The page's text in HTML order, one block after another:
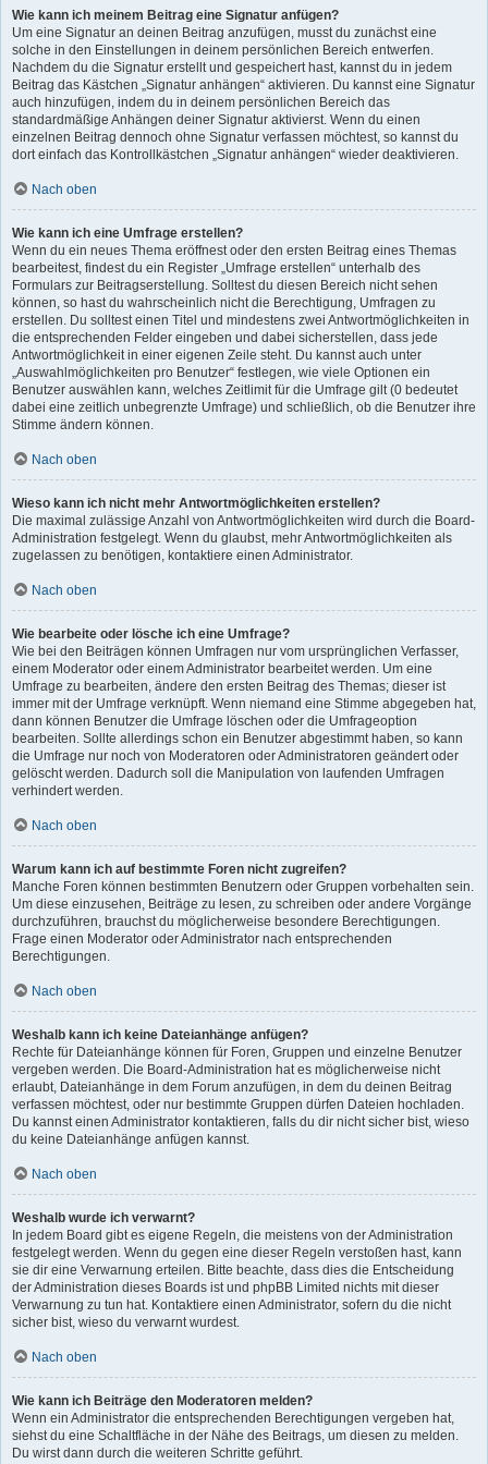
Wie kann ich meinem Beitrag eine Signatur anfügen?
Um eine Signatur an deinen Beitrag anzufügen, musst du zunächst eine
solche in den Einstellungen in deinem persönlichen Bereich entwerfen.
Nachdem du die Signatur erstellt und gespeichert hast, kannst du in jedem
Beitrag das Kästchen „Signatur anhängen“ aktivieren. Du kannst eine Signatur
auch hinzufügen, indem du in deinem persönlichen Bereich das
standardmäßige Anhängen deiner Signatur aktivierst. Wenn du einen
einzelnen Beitrag dennoch ohne Signatur verfassen möchtest, so kannst du
dort einfach das Kontrollkästchen „Signatur anhängen“ wieder deaktivieren.
Nach oben
Wie kann ich eine Umfrage erstellen?
Wenn du ein neues Thema eröffnest oder den ersten Beitrag eines Themas
bearbeitest, findest du ein Register „Umfrage erstellen“ unterhalb des
Formulars zur Beitragserstellung. Solltest du diesen Bereich nicht sehen
können, so hast du wahrscheinlich nicht die Berechtigung, Umfragen zu
erstellen. Du solltest einen Titel und mindestens zwei Antwortmöglichkeiten in
die entsprechenden Felder eingeben und dabei sicherstellen, dass jede
Antwortmöglichkeit in einer eigenen Zeile steht. Du kannst auch unter
„Auswahlmöglichkeiten pro Benutzer“ festlegen, wie viele Optionen ein
Benutzer auswählen kann, welches Zeitlimit für die Umfrage gilt (0 bedeutet
dabei eine zeitlich unbegrenzte Umfrage) und schließlich, ob die Benutzer ihre
Stimme ändern können.
Nach oben
Wieso kann ich nicht mehr Antwortmöglichkeiten erstellen?
Die maximal zulässige Anzahl von Antwortmöglichkeiten wird durch die Board-
Administration festgelegt. Wenn du glaubst, mehr Antwortmöglichkeiten als
zugelassen zu benötigen, kontaktiere einen Administrator.
Nach oben
Wie bearbeite oder lösche ich eine Umfrage?
Wie bei den Beiträgen können Umfragen nur vom ursprünglichen Verfasser,
einem Moderator oder einem Administrator bearbeitet werden. Um eine
Umfrage zu bearbeiten, ändere den ersten Beitrag des Themas; dieser ist
immer mit der Umfrage verknüpft. Wenn niemand eine Stimme abgegeben hat,
dann können Benutzer die Umfrage löschen oder die Umfrageoption
bearbeiten. Sollte allerdings schon ein Benutzer abgestimmt haben, so kann
die Umfrage nur noch von Moderatoren oder Administratoren geändert oder
gelöscht werden. Dadurch soll die Manipulation von laufenden Umfragen
verhindert werden.
Nach oben
Warum kann ich auf bestimmte Foren nicht zugreifen?
Manche Foren können bestimmten Benutzern oder Gruppen vorbehalten sein.
Um diese einzusehen, Beiträge zu lesen, zu schreiben oder andere Vorgänge
durchzuführen, brauchst du möglicherweise besondere Berechtigungen.
Frage einen Moderator oder Administrator nach entsprechenden
Berechtigungen.
Nach oben
Weshalb kann ich keine Dateianhänge anfügen?
Rechte für Dateianhänge können für Foren, Gruppen und einzelne Benutzer
vergeben werden. Die Board-Administration hat es möglicherweise nicht
erlaubt, Dateianhänge in dem Forum anzufügen, in dem du deinen Beitrag
verfassen möchtest, oder nur bestimmte Gruppen dürfen Dateien hochladen.
Du kannst einen Administrator kontaktieren, falls du dir nicht sicher bist, wieso
du keine Dateianhänge anfügen kannst.
Nach oben
Weshalb wurde ich verwarnt?
In jedem Board gibt es eigene Regeln, die meistens von der Administration
festgelegt werden. Wenn du gegen eine dieser Regeln verstoßen hast, kann
sie dir eine Verwarnung erteilen. Bitte beachte, dass dies die Entscheidung
der Administration dieses Boards ist und phpBB Limited nichts mit dieser
Verwarnung zu tun hat. Kontaktiere einen Administrator, sofern du die nicht
sicher bist, wieso du verwarnt wurdest.
Nach oben
Wie kann ich Beiträge den Moderatoren melden?
Wenn ein Administrator die entsprechenden Berechtigungen vergeben hat,
siehst du eine Schaltfläche in der Nähe des Beitrags, um diesen zu melden.
Du wirst dann durch die weiteren Schritte geführt.